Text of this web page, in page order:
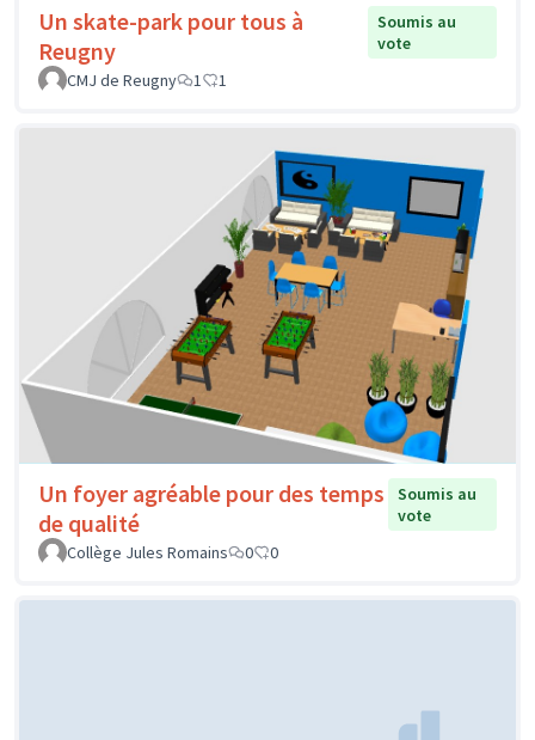
Un skate-park pour tous à
Reugny
Soumis au
vote
CMJ de Reugny
1 1
Un foyer agréable pour des temps
de qualité
Soumis au
vote
Collège Jules Romains
0 0